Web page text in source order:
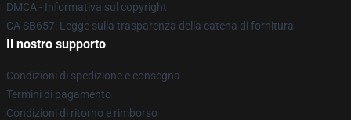
DMCA - Informativa sul copyright
CA SB657: Legge sulla trasparenza della catena di fornitura
Il nostro supporto
Condizioni di spedizione e consegna
Termini di pagamento
Condizioni di ritorno e rimborso